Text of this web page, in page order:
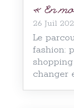
« En
26 Juil
Le
fashion:
changer